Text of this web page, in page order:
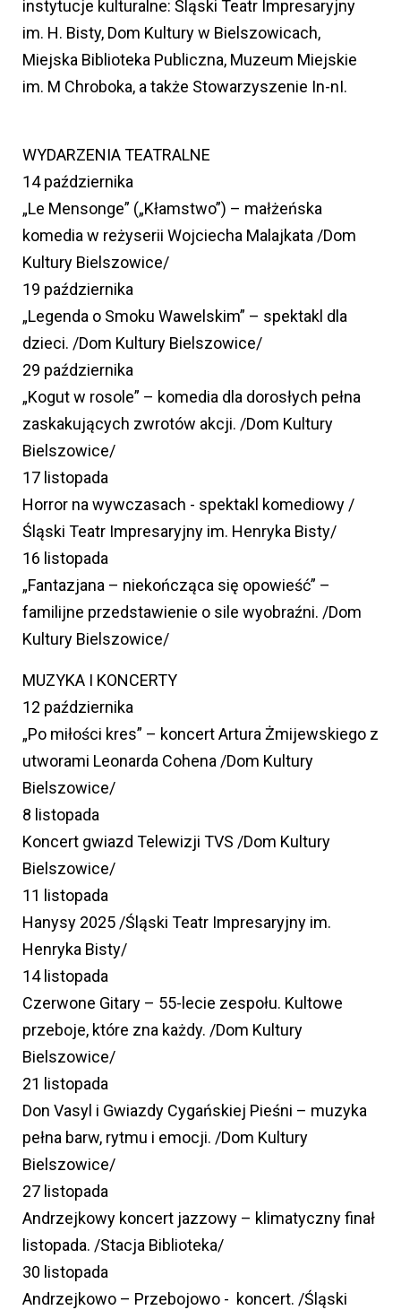
instytucje kulturalne: Śląski Teatr Impresaryjny
im. H. Bisty, Dom Kultury w Bielszowicach,
Miejska Biblioteka Publiczna, Muzeum Miejskie
im. M Chroboka, a także Stowarzyszenie In-nI.
WYDARZENIA TEATRALNE
14 października
„Le Mensonge” („Kłamstwo”) – małżeńska
komedia w reżyserii Wojciecha Malajkata /Dom
Kultury Bielszowice/
19 października
„Legenda o Smoku Wawelskim” – spektakl dla
dzieci. /Dom Kultury Bielszowice/
29 października
„Kogut w rosole” – komedia dla dorosłych pełna
zaskakujących zwrotów akcji. /Dom Kultury
Bielszowice/
17 listopada
Horror na wywczasach - spektakl komediowy /
Śląski Teatr Impresaryjny im. Henryka Bisty/
16 listopada
„Fantazjana – niekończąca się opowieść” –
familijne przedstawienie o sile wyobraźni. /Dom
Kultury Bielszowice/
MUZYKA I KONCERTY
12 października
„Po miłości kres” – koncert Artura Żmijewskiego z
utworami Leonarda Cohena /Dom Kultury
Bielszowice/
8 listopada
Koncert gwiazd Telewizji TVS /Dom Kultury
Bielszowice/
11 listopada
Hanysy 2025 /Śląski Teatr Impresaryjny im.
Henryka Bisty/
14 listopada
Czerwone Gitary – 55-lecie zespołu. Kultowe
przeboje, które zna każdy. /Dom Kultury
Bielszowice/
21 listopada
Don Vasyl i Gwiazdy Cygańskiej Pieśni – muzyka
pełna barw, rytmu i emocji. /Dom Kultury
Bielszowice/
27 listopada
Andrzejkowy koncert jazzowy – klimatyczny finał
listopada. /Stacja Biblioteka/
30 listopada
Andrzejkowo – Przebojowo - koncert. /Śląski